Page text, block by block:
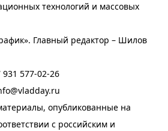
технологий и массовых
Главный редактор – Шилов
931 577-02-26
опубликованные на
с российским и